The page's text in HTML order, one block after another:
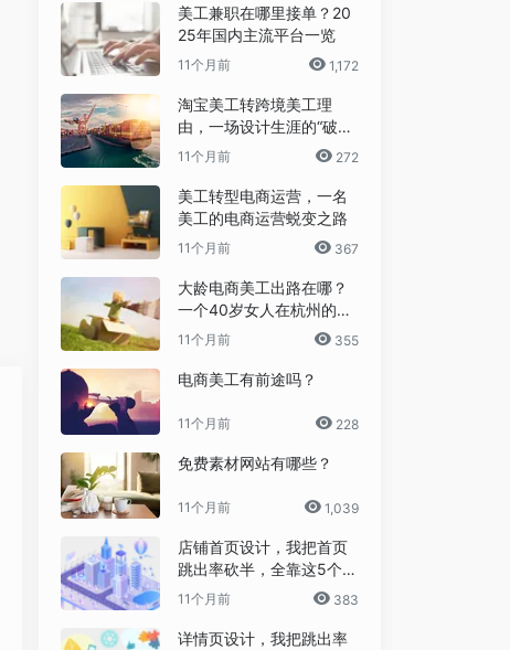
美工兼职在哪里接单？20
25年国内主流平台一览
11个月前 1,172
淘宝美工转跨境美工理
由，一场设计生涯的“破圈”
之旅
11个月前 272
美工转型电商运营，一名
美工的电商运营蜕变之路
11个月前 367
大龄电商美工出路在哪？
一个40岁女人在杭州的破
局日记
11个月前 355
电商美工有前途吗？
11个月前 228
免费素材网站有哪些？
11个月前 1,039
店铺首页设计，我把首页
跳出率砍半，全靠这5个流
量炼金术
11个月前 383
详情页设计，我把跳出率